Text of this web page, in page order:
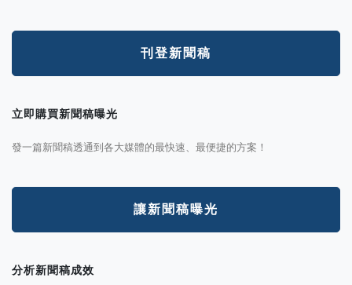
刊登新聞稿
立即購買新聞稿曝光
發一篇新聞稿透通到各大媒體的最快速、最便捷的方案！
讓新聞稿曝光
分析新聞稿成效